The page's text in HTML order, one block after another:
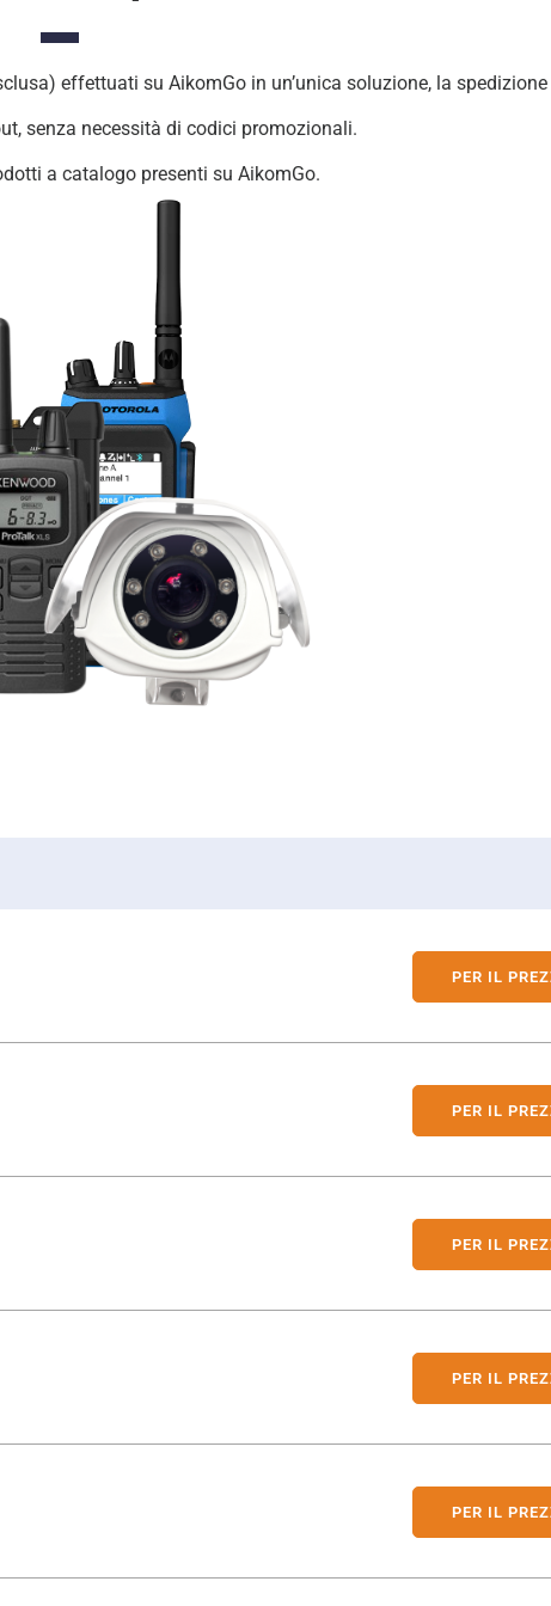
effettuati su AikomGo in un’unica soluzione, la
senza necessità di codici promozionali.
a catalogo presenti su AikomGo.
PER IL
PER IL
PER IL
PER IL
PER IL